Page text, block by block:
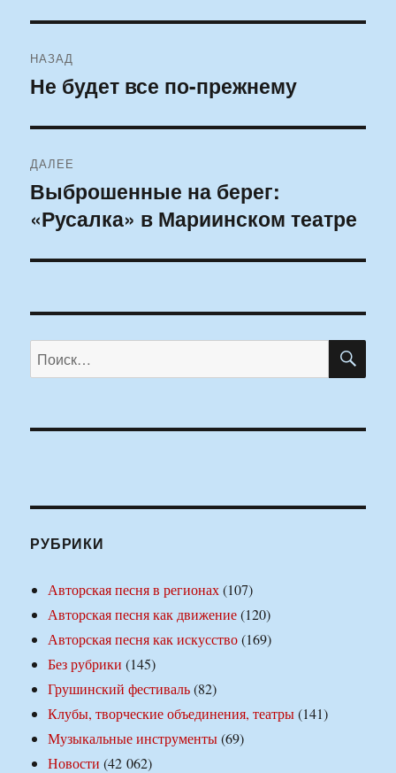
по
НАЗАД
Предыдущая
Не будет все по-прежнему
ДАЛЕЕ
Следующая
запись:
Выброшенные на берег:
«Русалка» в Мариинском театре
Искать:
РУБРИКИ
Авторская песня в регионах(107)
Авторская песня как движение(120)
Авторская песня как искусство(169)
Без рубрики (145)
Грушинский фестиваль(82)
Клубы, творческие объединения, театры(141)
Музыкальные инструменты(69)
Новости (42 062)